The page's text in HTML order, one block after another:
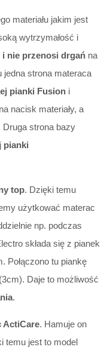
materiału jakim jest
wytrzymałość i
nie przenosi drgań na
jedna strona materaca
pianki Fusion i
nacisk materiały, a
Druga strona bazy
pianki
top. Dzięki temu
użytkować materac
np. podczas
składa się z pianek
Połączono tu piankę
(3cm). Daje to możliwość
.
ActiCare. Hamuje on
temu jest to model